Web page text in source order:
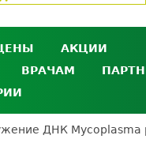
цены
АКЦИИ
пациента
программа
ВРАЧАМ
Сотрудничество
ДНК Mycoplasma